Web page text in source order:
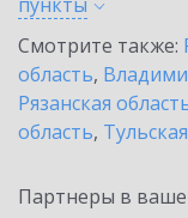
Смотрите также:
область,
Рязанская
область,
Партнеры в